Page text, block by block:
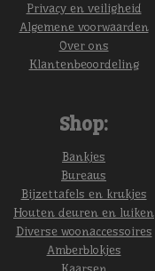
Privacy en veiligheid
Algemene voorwaarden
Over ons
Klantenbeoordeling
Shop:
Bankjes
Bureaus
Bijzettafels en krukjes
Houten deuren en luiken
Diverse woonaccessoires
Amberblokjes